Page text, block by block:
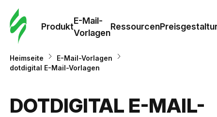
Produkt
E-Mail-
Vorlagen
Ressourcen
Heimseite
E-Mail-Vorlagen
dotdigital E-Mail-Vorlagen
DOTDIGITAL E-MAIL-